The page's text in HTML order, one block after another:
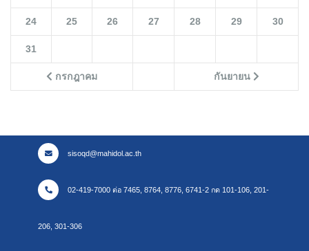
กรกฎาคม กันยายน
24 25 26 27 28 29 30
31
sisoqd@mahidol.ac.th
02-419-7000 ต่อ 7465, 8764, 8776, 6741-2 กด 101-106, 201-
206, 301-306